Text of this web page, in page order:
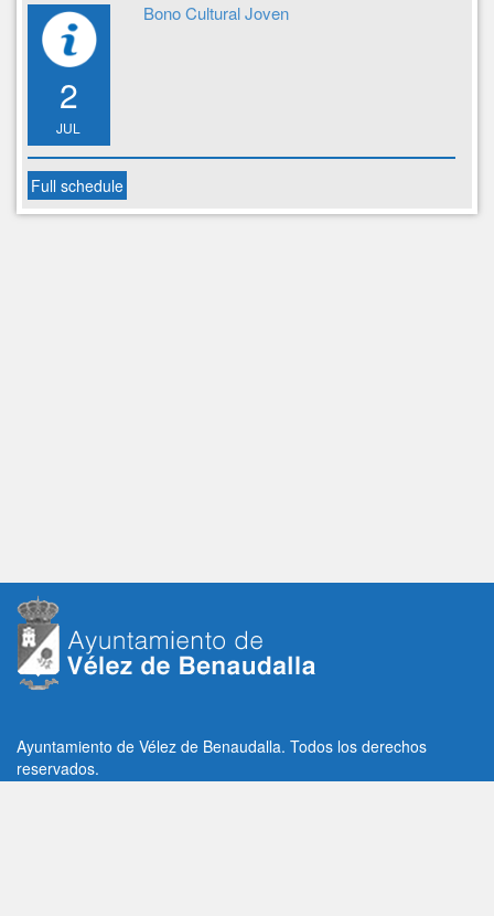
2
JUL
Bono Cultural Joven
Full schedule
Ayuntamiento de Vélez de Benaudalla. Todos los derechos
reservados.